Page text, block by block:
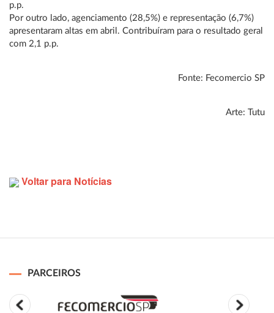
p.p.
Por outro lado, agenciamento (28,5%) e representação (6,7%)
apresentaram altas em abril. Contribuíram para o resultado geral
com 2,1 p.p.
Fonte: Fecomercio SP
Arte: Tutu
Voltar para Notícias
PARCEIROS